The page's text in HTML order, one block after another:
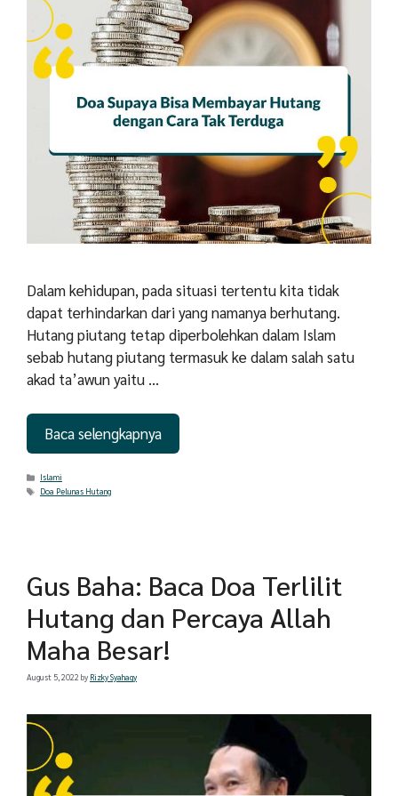
Dalam kehidupan, pada situasi tertentu kita tidak
dapat terhindarkan dari yang namanya berhutang.
Hutang piutang tetap diperbolehkan dalam Islam
sebab hutang piutang termasuk ke dalam salah satu
akad ta’awun yaitu …
Baca selengkapnya
Categories
Islami
Tags
Doa Pelunas Hutang
Gus Baha: Baca Doa Terlilit
Hutang dan Percaya Allah
Maha Besar!
August 5, 2022 by Rizky Syahaqy